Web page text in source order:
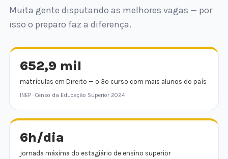
Muita gente disputando as melhores vagas — por
isso o preparo faz a diferença.
652,9 mil
matrículas em Direito — o 3º curso com mais alunos do país
INEP · Censo da Educação Superior 2024
6h/dia
jornada máxima do estagiário de ensino superior